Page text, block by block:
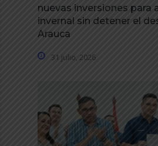
nuevas inversiones para
invernal sin detener el
Arauca
31 julio, 2026